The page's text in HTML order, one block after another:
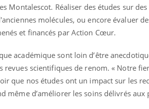
Montalescot. Réaliser des études sur
molécules, ou encore évaluer
et financés par Action Cœur.
académique sont loin d’être
scientifiques de renom. « Notre
que nos études ont un impact sur les
même d’améliorer les soins délivrés aux